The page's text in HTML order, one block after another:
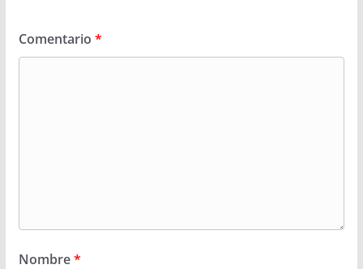
Comentario *
Nombre*